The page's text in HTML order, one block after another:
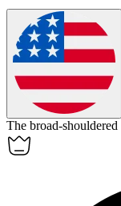
Thebroad-shouldered